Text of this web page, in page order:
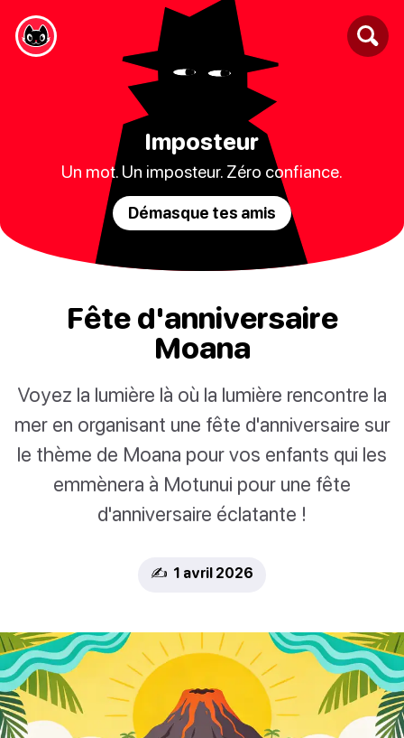
Imposteur
Un mot. Un imposteur. Zéro confiance.
Démasque tes amis
Fête d'anniversaire
Moana
Voyez la lumière là où la lumière rencontre la
mer en organisant une fête d'anniversaire sur
le thème de Moana pour vos enfants qui les
emmènera à Motunui pour une fête
d'anniversaire éclatante !
✍️ 1 avril 2026